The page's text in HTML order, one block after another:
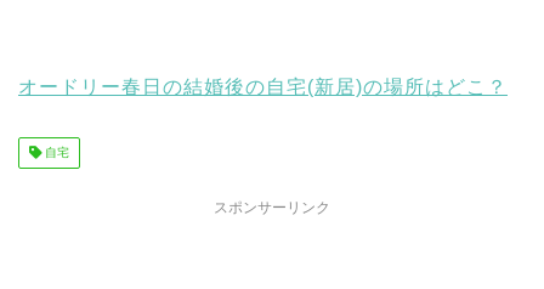
オードリー春日の結婚後の自宅(新居)の場所はどこ？
自宅
スポンサーリンク